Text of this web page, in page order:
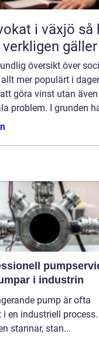
så hittar du rätt juridisk hjälp när
gäller
översikt över
mer populärt i
göra vinst utan
problem. I grunden
i industrin
pump är ofta
i en industriell
stannar, stan...